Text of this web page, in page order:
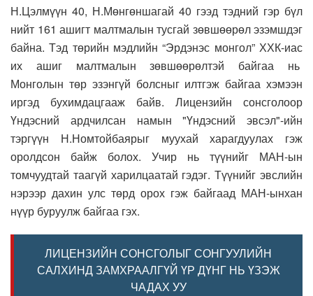
Н.Цэлмүүн 40, Н.Мөнгөншагай 40 гээд тэдний гэр бүл
нийт 161 ашигт малтмалын тусгай зөвшөөрөл эзэмшдэг
байна. Тэд төрийн мэдлийн “Эрдэнэс монгол” ХХК-иас
их ашиг малтмалын зөвшөөрөлтэй байгаа нь
Монголын төр эзэнгүй болсныг илтгэж байгаа хэмээн
иргэд бухимдацгааж байв. Лицензийн сонсголоор
Үндэсний ардчилсан намын "Үндэсний эвсэл"-ийн
тэргүүн Н.Номтойбаярыг муухай харагдуулах гэж
оролдсон байж болох. Учир нь түүнийг МАН-ын
томчуудтай таагүй харилцаатай гэдэг. Түүнийг эвслийн
нэрээр дахин улс төрд орох гэж байгаад МАН-ынхан
нүүр буруулж байгаа гэх.
ЛИЦЕНЗИЙН СОНСГОЛЫГ СОНГУУЛИЙН
САЛХИНД ЗАМХРААЛГҮЙ ҮР ДҮНГ НЬ ҮЗЭЖ
ЧАДАХ УУ